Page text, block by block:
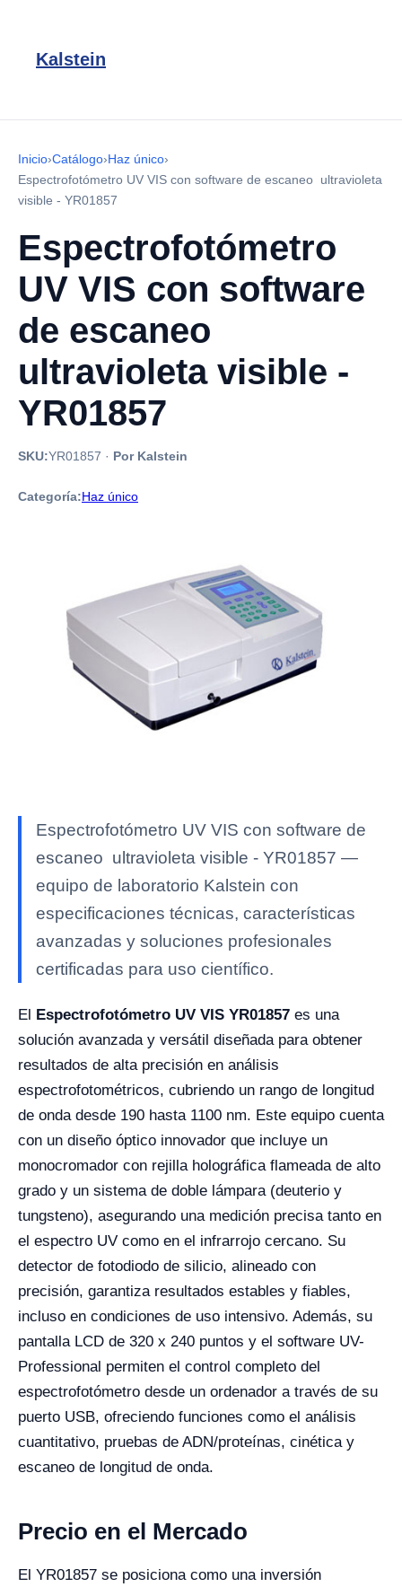
Kalstein
Inicio›Catálogo›Haz único›
Espectrofotómetro UV VIS con software de escaneo ultravioleta
visible - YR01857
Espectrofotómetro
UV VIS con software
de escaneo
ultravioleta visible -
YR01857
SKU:YR01857 · Por Kalstein
Categoría:Haz único
Espectrofotómetro UV VIS con software de
escaneo ultravioleta visible - YR01857 —
equipo de laboratorio Kalstein con
especificaciones técnicas, características
avanzadas y soluciones profesionales
certificadas para uso científico.
El Espectrofotómetro UV VIS YR01857 es una
solución avanzada y versátil diseñada para obtener
resultados de alta precisión en análisis
espectrofotométricos, cubriendo un rango de longitud
de onda desde 190 hasta 1100 nm. Este equipo cuenta
con un diseño óptico innovador que incluye un
monocromador con rejilla holográfica flameada de alto
grado y un sistema de doble lámpara (deuterio y
tungsteno), asegurando una medición precisa tanto en
el espectro UV como en el infrarrojo cercano. Su
detector de fotodiodo de silicio, alineado con
precisión, garantiza resultados estables y fiables,
incluso en condiciones de uso intensivo. Además, su
pantalla LCD de 320 x 240 puntos y el software UV-
Professional permiten el control completo del
espectrofotómetro desde un ordenador a través de su
puerto USB, ofreciendo funciones como el análisis
cuantitativo, pruebas de ADN/proteínas, cinética y
escaneo de longitud de onda.
Precio en el Mercado
El YR01857 se posiciona como una inversión